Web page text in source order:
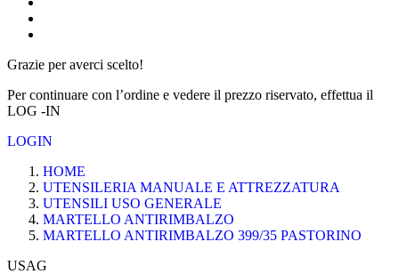
Grazie per averci scelto!
Per continuare con l’ordine e vedere il prezzo riservato, effettua il
LOG -IN
LOGIN
HOME
UTENSILERIA MANUALE E ATTREZZATURA
UTENSILI USO GENERALE
MARTELLO ANTIRIMBALZO
MARTELLO ANTIRIMBALZO 399/35 PASTORINO
USAG